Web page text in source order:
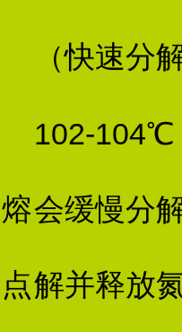
（快速分解
熔
点
102-104℃
会缓慢分
解并释放